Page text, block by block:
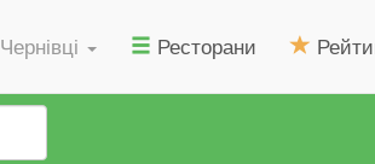
Чернівці Ресторани